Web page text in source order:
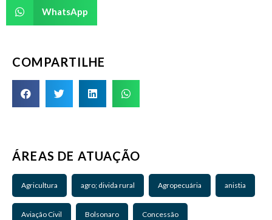
WhatsApp
COMPARTILHE
ÁREAS DE ATUAÇÃO
Agricultura agro; divida rural Agropecuária anistia
Aviação Civil Bolsonaro Concessão